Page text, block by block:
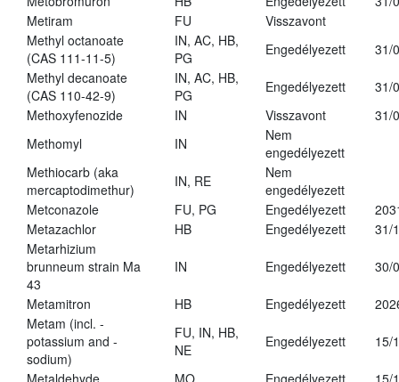
Metiram
FU
Visszavont
Methyl octanoate
(CAS 111-11-5)
IN, AC, HB,
PG
Engedélyezett
31/
Methyl decanoate
(CAS 110-42-9)
IN, AC, HB,
PG
Engedélyezett
31/
Methoxyfenozide
IN Visszavont
31/
Methomyl
IN
Nem
engedélyezett
Methiocarb (aka
mercaptodimethur)
IN, RE
Nem
engedélyezett
Metconazole
FU, PG Engedélyezett
Metazachlor
HB Engedélyezett
31/
Metarhizium
brunneum strain Ma
43
IN Engedélyezett 30/
Metamitron HB Engedélyezett
Metam (incl. -
potassium and -
sodium)
FU, IN, HB,
NE
Engedélyezett 15/